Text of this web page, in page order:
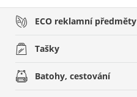
ECO reklamní předměty
Tašky
Batohy, cestování